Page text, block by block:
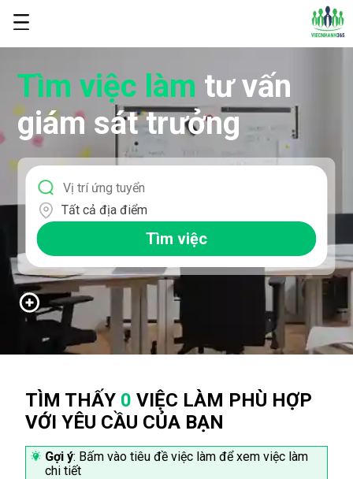
Tìm việc làm tư vấn
giám sát trưởng
Tất cả địa điểm
Tìm việc
TÌM THẤY 0 VIỆC LÀM PHÙ HỢP
VỚI YÊU CẦU CỦA BẠN
Gợi ý: Bấm vào tiêu đề việc làm để xem việc làm
chi tiết